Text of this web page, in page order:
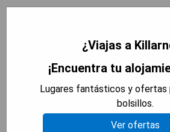
- Sala común acogedora para
- Terraza para disfrutar del aire
- Opciones de desayuno
inglés/irlandés disponibles cada
MOSTRAR
¿Viajas a
¡Encuentra tu
Lugares fantásticos y ofertas
bolsillos.
Ver ofertas